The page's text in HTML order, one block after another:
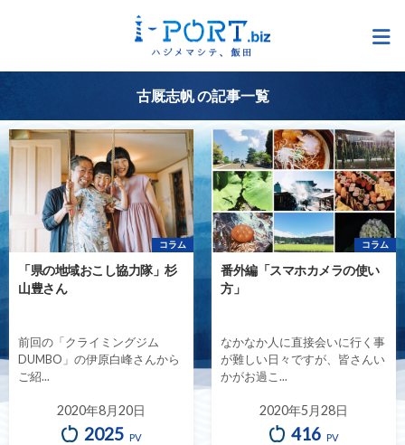
古厩志帆 の記事一覧
コラム
「県の地域おこし協力隊」杉
山豊さん
前回の「クライミングジム
DUMBO」の伊原白峰さんから
ご紹...
2020年8月20日
2025 PV
コラム
番外編「スマホカメラの使い
方」
なかなか人に直接会いに行く事
が難しい日々ですが、皆さんい
かがお過こ...
2020年5月28日
416 PV